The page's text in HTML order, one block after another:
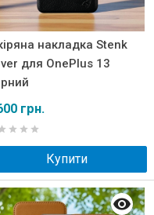
накладка Stenk
для OnePlus 13
грн.
Купити